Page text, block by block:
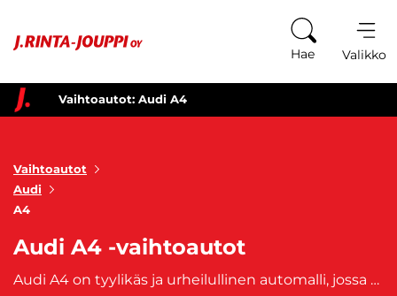
Hae Valikko
Vaihtoautot: Audi A4
Vaihtoautot
Audi
A4
Audi A4 -vaihtoautot
Audi A4 on tyylikäs ja urheilullinen automalli, jossa yhdistyvät tyylikäs muotoilu, laadukkaat sisätilat ja huippuluokan suorituskyky. Audi A4:n valmistus aloitettiin vuonna 1994 ja automalli on Suomessa erittäin suosittu. A4-mallin ajodynamiikka ja edistyksellinen teknologia takaavat nautinnollisen ajokokemuksen. Audi A4 -vaihtoautot tarjoavat luokassaan arvostettua laatua ja hienostunutta tyyliä. Audi A4 sopii hyvin heille, jotka etsivät luotettavaa ja tyylikästä autoa jokapäiväiseen käyttöön, mutta myös niille, jotka arvostavat premium-tason mukavuutta ja suorituskykyä. Audi A4:n tilava ja elegantisti suunniteltu sisätila tarjoaa ajomukavuutta sekä kuljettajalle että matkustajille, ja autossa on kiinnitetty erityistä huomiota materiaalien laatuun ja ergonomiaan.